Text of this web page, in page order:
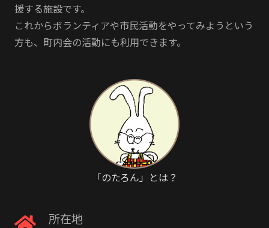
援する施設です。
これからボランティアや市民活動をやってみようという
方も、町内会の活動にも利用できます。
「のたろん」とは？
所在地